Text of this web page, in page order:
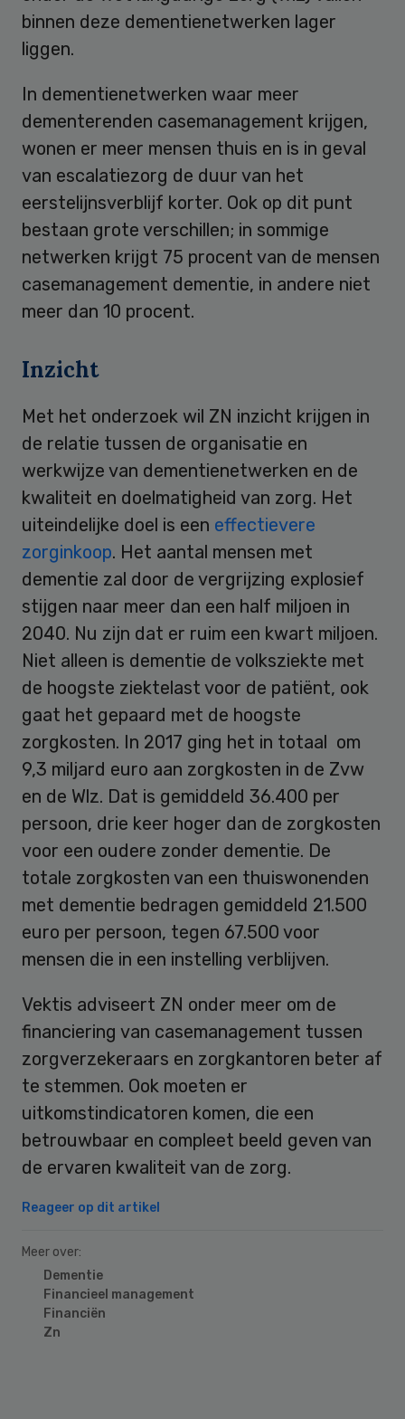
binnen deze dementienetwerken lager
liggen.
In dementienetwerken waar meer
dementerenden casemanagement krijgen,
wonen er meer mensen thuis en is in geval
van escalatiezorg de duur van het
eerstelijnsverblijf korter. Ook op dit punt
bestaan grote verschillen; in sommige
netwerken krijgt 75 procent van de mensen
casemanagement dementie, in andere niet
meer dan 10 procent.
Inzicht
Met het onderzoek wil ZN inzicht krijgen in
de relatie tussen de organisatie en
werkwijze van dementienetwerken en de
kwaliteit en doelmatigheid van zorg. Het
uiteindelijke doel is een effectievere
zorginkoop. Het aantal mensen met
dementie zal door de vergrijzing explosief
stijgen naar meer dan een half miljoen in
2040. Nu zijn dat er ruim een kwart miljoen.
Niet alleen is dementie de volksziekte met
de hoogste ziektelast voor de patiënt, ook
gaat het gepaard met de hoogste
zorgkosten. In 2017 ging het in totaal om
9,3 miljard euro aan zorgkosten in de Zvw
en de Wlz. Dat is gemiddeld 36.400 per
persoon, drie keer hoger dan de zorgkosten
voor een oudere zonder dementie. De
totale zorgkosten van een thuiswonenden
met dementie bedragen gemiddeld 21.500
euro per persoon, tegen 67.500 voor
mensen die in een instelling verblijven.
Vektis adviseert ZN onder meer om de
financiering van casemanagement tussen
zorgverzekeraars en zorgkantoren beter af
te stemmen. Ook moeten er
uitkomstindicatoren komen, die een
betrouwbaar en compleet beeld geven van
de ervaren kwaliteit van de zorg.
Reageer op dit artikel
Meer over:
Dementie
Financieel management
Financiën
Zn